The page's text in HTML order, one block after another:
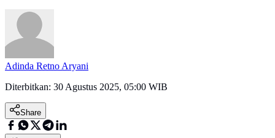
Adinda Retno Aryani
Diterbitkan: 30 Agustus 2025, 05:00 WIB
Share